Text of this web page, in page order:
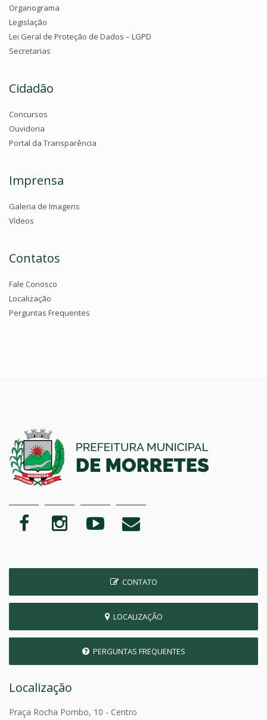
Organograma
Legislação
Lei Geral de Proteção de Dados – LGPD
Secretarias
Cidadão
Concursos
Ouvidoria
Portal da Transparência
Imprensa
Galeria de Imagens
Vídeos
Contatos
Fale Conosco
Localização
Perguntas Frequentes
CONTATO
LOCALIZAÇÃO
PERGUNTAS FREQUENTES
Localização
Praça Rocha Pombo, 10 - Centro